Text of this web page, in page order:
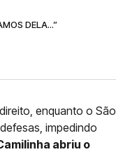
DELA...”
enquanto o São
impedindo
abriu o